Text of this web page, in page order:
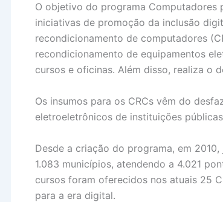
O objetivo do programa Computadores
iniciativas de promoção da inclusão
recondicionamento de computadores
recondicionamento de equipamentos
cursos e oficinas. Além disso, realiza o
Os insumos para os CRCs vêm do
eletroeletrônicos de instituições
Desde a criação do programa, em
1.083 municípios, atendendo a 4.021
cursos foram oferecidos nos atuais 25
para a era digital.